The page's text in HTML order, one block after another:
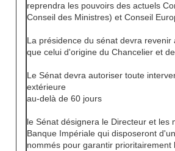
reprendra les pouvoirs des actuels
Conseil des Ministres) et Conseil
La présidence du sénat devra
que celui d'origine du Chancelier et
Le Sénat devra autoriser toute
extérieure
au-delà de 60 jours
le Sénat désignera le Directeur et les
Banque Impériale qui disposeront
nommés pour garantir